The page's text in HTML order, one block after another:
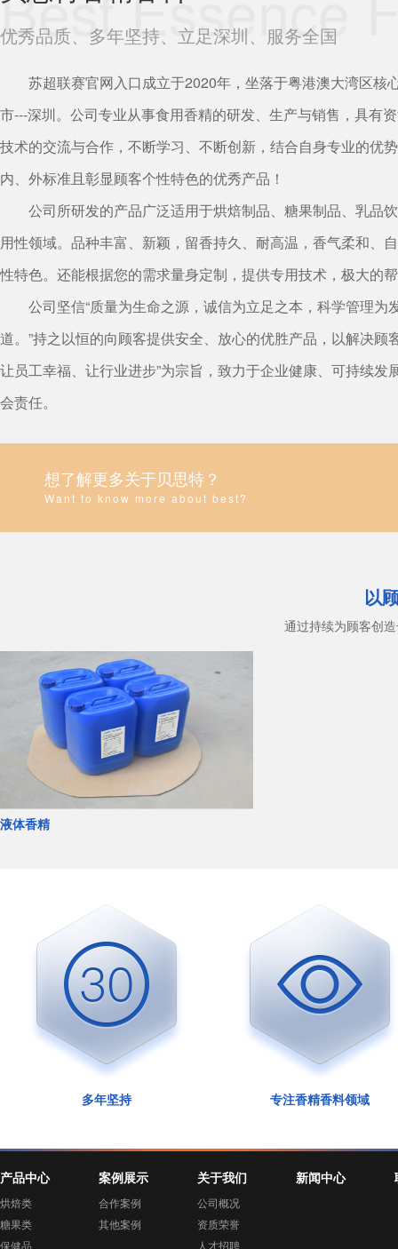
优秀品质、多年坚持、立足深圳、服务全国
苏超联赛官网入口成立于2020年，坐落于粤港澳大湾区核
市---深圳。公司专业从事食用香精的研发、生产与销售，具有
技术的交流与合作，不断学习、不断创新，结合自身专业的优
内、外标准且彰显顾客个性特色的优秀产品！
公司所研发的产品广泛适用于烘焙制品、糖果制品、乳品
用性领域。品种丰富、新颖，留香持久、耐高温，香气柔和、
性特色。还能根据您的需求量身定制，提供专用技术，极大的
公司坚信“质量为生命之源，诚信为立足之本，科学管理为
道。”持之以恒的向顾客提供安全、放心的优胜产品，以解决顾
让员工幸福、让行业进步”为宗旨，致力于企业健康、可持续发
会责任。
想了解更多关于贝思特？
Want to know more about best?
以
通过持续为顾客创
液体香精
多年坚持 专注香精香料领域
产品中心
烘焙类
糖果类
保健品
案例展示
合作案例
其他案例
关于我们
公司概况
资质荣誉
人才招聘
新闻中心